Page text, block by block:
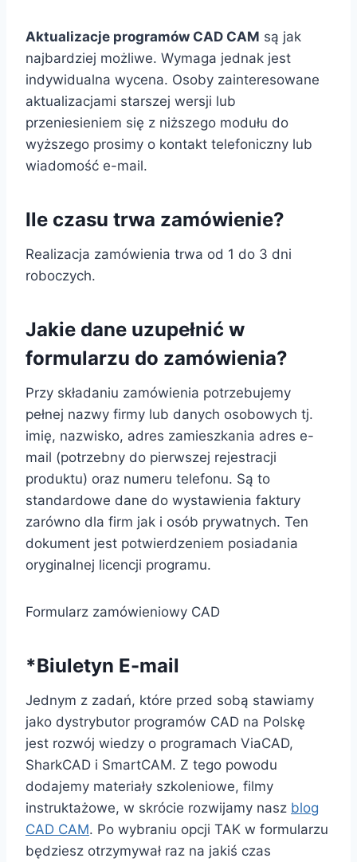
Aktualizacje programów CAD CAM są jak
najbardziej możliwe. Wymaga jednak jest
indywidualna wycena. Osoby zainteresowane
aktualizacjami starszej wersji lub
przeniesieniem się z niższego modułu do
wyższego prosimy o kontakt telefoniczny lub
wiadomość e-mail.
Ile czasu trwa zamówienie?
Realizacja zamówienia trwa od 1 do 3 dni
roboczych.
Jakie dane uzupełnić w
formularzu do zamówienia?
Przy składaniu zamówienia potrzebujemy
pełnej nazwy firmy lub danych osobowych tj.
imię, nazwisko, adres zamieszkania adres e-
mail (potrzebny do pierwszej rejestracji
produktu) oraz numeru telefonu. Są to
standardowe dane do wystawienia faktury
zarówno dla firm jak i osób prywatnych. Ten
dokument jest potwierdzeniem posiadania
oryginalnej licencji programu.
Formularz zamówieniowy CAD
*Biuletyn E-mail
Jednym z zadań, które przed sobą stawiamy
jako dystrybutor programów CAD na Polskę
jest rozwój wiedzy o programach ViaCAD,
SharkCAD i SmartCAM. Z tego powodu
dodajemy materiały szkoleniowe, filmy
instruktażowe, w skrócie rozwijamy nasz blog
CAD CAM. Po wybraniu opcji TAK w formularzu
będziesz otrzymywał raz na jakiś czas